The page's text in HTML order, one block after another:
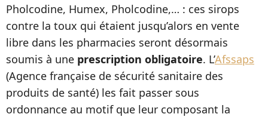
Pholcodine, Humex, Pholcodine,… : ces sirops
contre la toux qui étaient jusqu’alors en vente
libre dans les pharmacies seront désormais
soumis à une prescription obligatoire. L’Afssaps
(Agence française de sécurité sanitaire des
produits de santé) les fait passer sous
ordonnance au motif que leur composant la